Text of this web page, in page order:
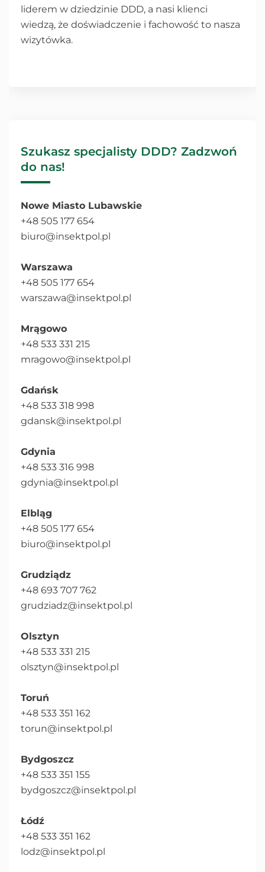
liderem w dziedzinie DDD, a nasi klienci
wiedzą, że doświadczenie i fachowość to nasza
wizytówka.
Szukasz specjalisty DDD? Zadzwoń
do nas!
Nowe Miasto Lubawskie
+48 505 177 654
biuro@insektpol.pl
Warszawa
+48 505 177 654
warszawa@insektpol.pl
Mrągowo
+48 533 331 215
mragowo@insektpol.pl
Gdańsk
+48 533 318 998
gdansk@insektpol.pl
Gdynia
+48 533 316 998
gdynia@insektpol.pl
Elbląg
+48 505 177 654
biuro@insektpol.pl
Grudziądz
+48 693 707 762
grudziadz@insektpol.pl
Olsztyn
+48 533 331 215
olsztyn@insektpol.pl
Toruń
+48 533 351 162
torun@insektpol.pl
Bydgoszcz
+48 533 351 155
bydgoszcz@insektpol.pl
Łódź
+48 533 351 162
lodz@insektpol.pl